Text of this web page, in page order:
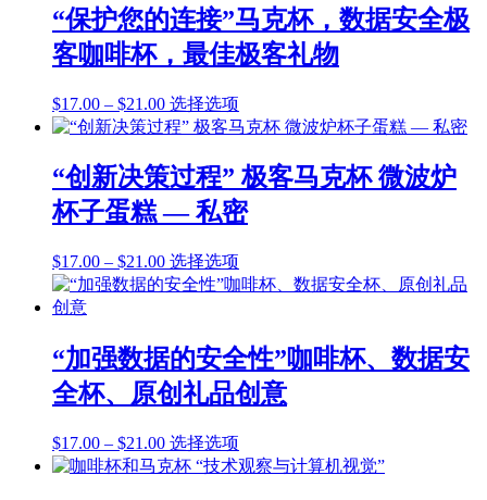
$17.00
至
$21.00
多
种
变
在
品
页
面
择
选
项
“保护您的连接”马克杯，数据安全极
客咖啡杯，最佳极客礼物
$17.00 – $21.00价
格
围：
$17.00
至
选择选项
产
有
多
种
可
品
页
面
择
“创新决策过程” 极客马克杯 微波炉
杯子蛋糕 — 私密
$17.00 – $21.00价
格
$17.00
至
$21.00
选择选项
产
多
种
变
在
“加强数据的安全性”咖啡杯、数据安
全杯、原创礼品创意
$17.00 – $21.00价
格
选择选项
产